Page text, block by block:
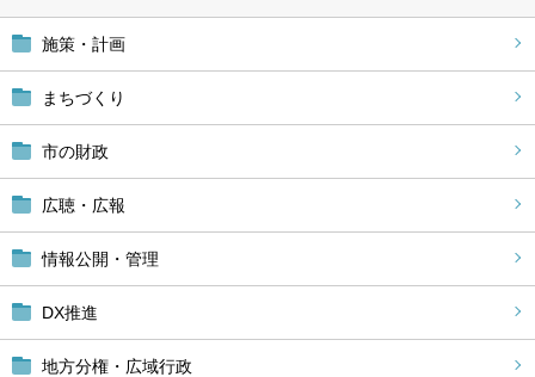
施策・計画
まちづくり
市の財政
広聴・広報
情報公開・管理
DX推進
地方分権・広域行政